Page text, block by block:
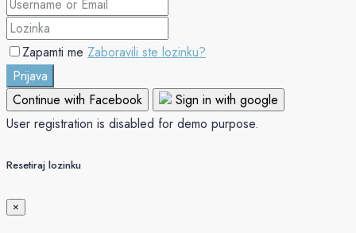
Zapamti me Zaboravili ste lozinku?
Prijava
Continue with Facebook
Sign in with google
User registration is disabled for demo purpose.
Resetiraj lozinku
×